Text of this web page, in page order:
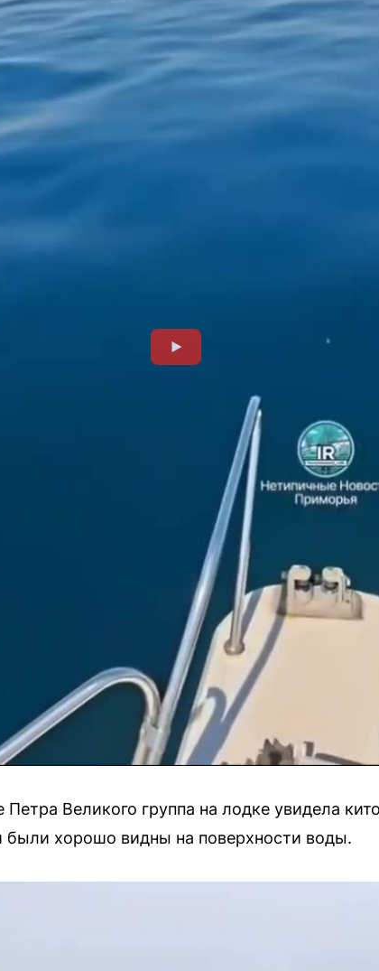
Великого группа на лодке увидела
были хорошо видны на поверхности воды.